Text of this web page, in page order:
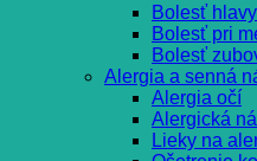
Bolesť
Bolesť pri
Bolesť
Alergia a senná
Alergia očí
Alergická
Lieky na